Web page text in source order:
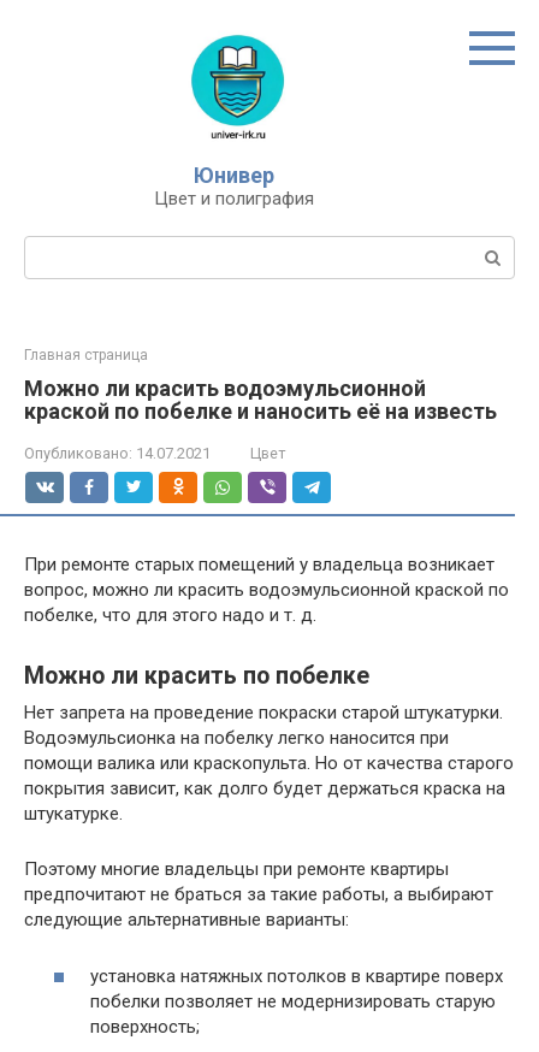
Юнивер
Цвет и полиграфия
Главная страница
Можно ли красить водоэмульсионной
краской по побелке и наносить её на известь
Опубликовано: 14.07.2021 Цвет
При ремонте старых помещений у владельца возникает
вопрос, можно ли красить водоэмульсионной краской по
побелке, что для этого надо и т. д.
Можно ли красить по побелке
Нет запрета на проведение покраски старой штукатурки.
Водоэмульсионка на побелку легко наносится при
помощи валика или краскопульта. Но от качества старого
покрытия зависит, как долго будет держаться краска на
штукатурке.
Поэтому многие владельцы при ремонте квартиры
предпочитают не браться за такие работы, а выбирают
следующие альтернативные варианты:
установка натяжных потолков в квартире поверх
побелки позволяет не модернизировать старую
поверхность;